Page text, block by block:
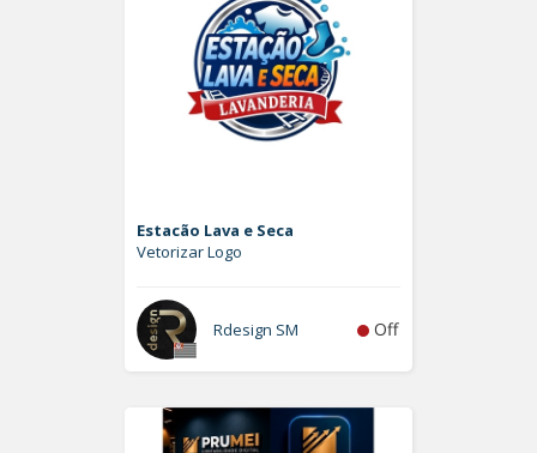
Estacão Lava e Seca
Vetorizar Logo
Rdesign SM Off